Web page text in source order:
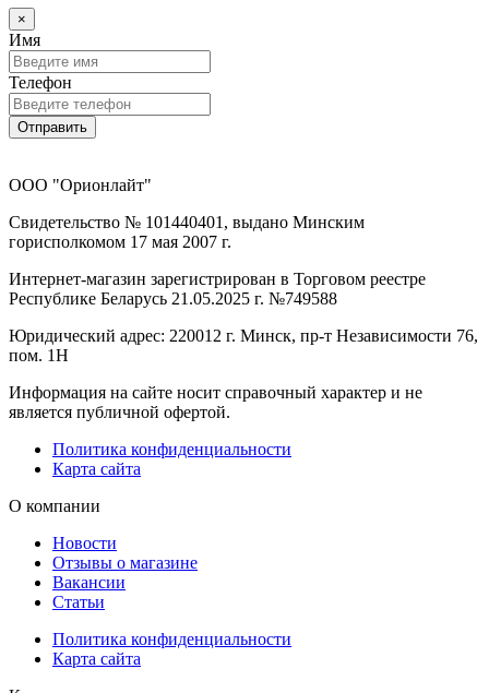
×
Имя
Телефон
Отправить
ООО "Орионлайт"
Свидетельство № 101440401, выдано Минским
горисполкомом 17 мая 2007 г.
Интернет-магазин зарегистрирован в Торговом реестре
Республике Беларусь 21.05.2025 г. №749588
Юридический адрес: 220012 г. Минск, пр-т Независимости 76,
пом. 1Н
Информация на сайте носит справочный характер и не
является публичной офертой.
Политика конфиденциальности
Карта сайта
О компании
Новости
Отзывы о магазине
Вакансии
Статьи
Политика конфиденциальности
Карта сайта